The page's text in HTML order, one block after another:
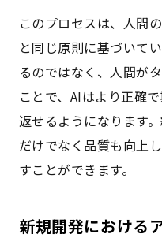
このプロセスは、人間
と同じ原則に基づいて
るのではなく、人間が
ことで、AIはより正確
返せるようになります
だけでなく品質も向上
すことができます。
新規開発における